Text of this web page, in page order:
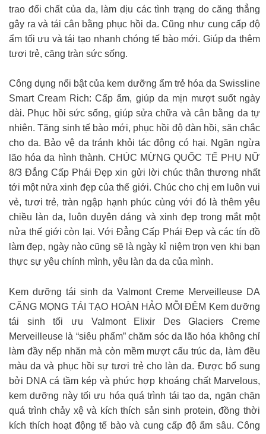
trao đổi chất của da, làm dịu các tình trạng do căng thẳng
gây ra và tái cân bằng phục hồi da. Cũng như cung cấp độ
ẩm tối ưu và tái tạo nhanh chóng tế bào mới. Giúp da thêm
tươi trẻ, căng tràn sức sống.
Công dụng nổi bật của kem dưỡng ẩm trẻ hóa da Swissline
Smart Cream Rich: Cấp ẩm, giúp da mịn mượt suốt ngày
dài. Phục hồi sức sống, giúp sửa chữa và cân bằng da tự
nhiên. Tăng sinh tế bào mới, phục hồi độ đàn hồi, săn chắc
cho da. Bảo vệ da tránh khỏi tác động có hại. Ngăn ngừa
lão hóa da hình thành. CHÚC MỪNG QUỐC TẾ PHỤ NỮ
8/3 Đẳng Cấp Phái Đẹp xin gửi lời chúc thân thương nhất
tới một nửa xinh đẹp của thế giới. Chúc cho chị em luôn vui
vẻ, tươi trẻ, tràn ngập hạnh phúc cùng với đó là thêm yêu
chiều làn da, luôn duyên dáng và xinh đẹp trong mắt một
nửa thế giới còn lại. Với Đẳng Cấp Phái Đẹp và các tín đồ
làm đẹp, ngày nào cũng sẽ là ngày kỉ niệm trọn vẹn khi bạn
thực sự yêu chính mình, yêu làn da da của mình.
Kem dưỡng tái sinh da Valmont Creme Merveilleuse DA
CĂNG MỌNG TÁI TẠO HOÀN HẢO MỖI ĐÊM Kem dưỡng
tái sinh tối ưu Valmont Elixir Des Glaciers Creme
Merveilleuse là “siêu phẩm” chăm sóc da lão hóa không chỉ
làm đầy nếp nhăn mà còn mềm mượt cấu trúc da, làm đều
màu da và phục hồi sự tươi trẻ cho làn da. Được bổ sung
bởi DNA cá tầm kép và phức hợp khoáng chất Marvelous,
kem dưỡng này tối ưu hóa quá trình tái tạo da, ngăn chặn
quá trình chảy xệ và kích thích sản sinh protein, đồng thời
kích thích hoạt động tế bào và cung cấp độ ẩm sâu. Công